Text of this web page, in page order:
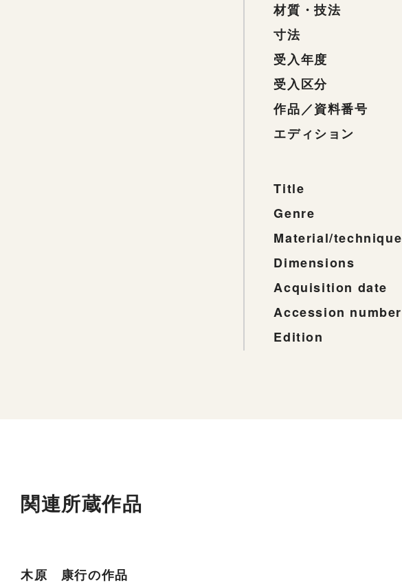
材質・技法
寸法
受入年度
受入区分
作品／資料番号
エディション
Title
Genre
Material/technique
Dimensions
Acquisition date
Accession number
Edition
関連所蔵作品
木原 康行の作品